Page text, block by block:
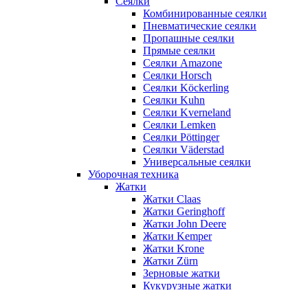
Комбинированные сеялки
Пневматические сеялки
Пропашные сеялки
Прямые сеялки
Сеялки Amazone
Сеялки Horsch
Сеялки Köckerling
Сеялки Kuhn
Сеялки Kverneland
Сеялки Lemken
Сеялки Pöttinger
Сеялки Väderstad
Универсальные сеялки
Уборочная техника
Жатки
Жатки Claas
Жатки Geringhoff
Жатки John Deere
Жатки Kemper
Жатки Krone
Жатки Zürn
Зерновые жатки
Кукурузные жатки